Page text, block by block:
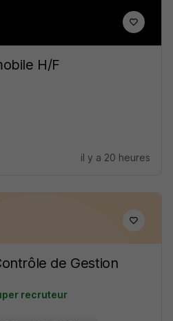
H/F
il y a 20 heures
de Gestion
recruteur